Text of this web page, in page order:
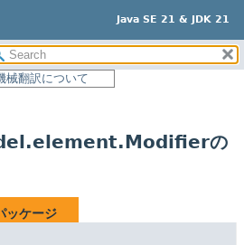
Java SE 21 & JDK 21
械翻訳について
の
ッケージ